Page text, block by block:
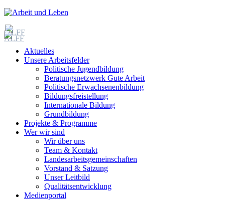
Aktuelles
Unsere Arbeitsfelder
Politische Jugendbildung
Beratungsnetzwerk Gute Arbeit
Politische Erwachsenenbildung
Bildungsfreistellung
Internationale Bildung
Grundbildung
Projekte & Programme
Wer wir sind
Wir über uns
Team & Kontakt
Landesarbeitsgemeinschaften
Vorstand & Satzung
Unser Leitbild
Qualitätsentwicklung
Medienportal